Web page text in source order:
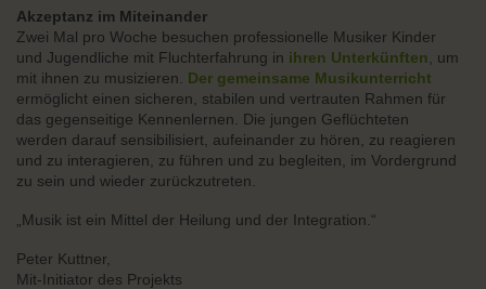
Akzeptanz im Miteinander
Zwei Mal pro Woche besuchen professionelle Musiker Kinder
und Jugendliche mit Fluchterfahrung in ihren Unterkünften , um
mit ihnen zu musizieren. Der gemeinsame Musikunterricht
ermöglicht einen sicheren, stabilen und vertrauten Rahmen für
das gegenseitige Kennenlernen. Die jungen Geflüchteten
werden darauf sensibilisiert, aufeinander zu hören, zu reagieren
und zu interagieren, zu führen und zu begleiten, im Vordergrund
zu sein und wieder zurückzutreten.
„Musik ist ein Mittel der Heilung und der Integration.“
Peter Kuttner,
Mit-Initiator des Projekts